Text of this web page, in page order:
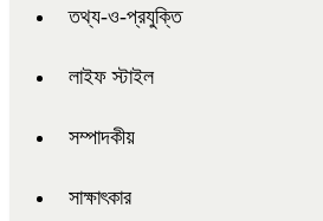
তথ্য-ও-প্রযুক্তি
লাইফ স্টাইল
সম্পাদকীয়
সাক্ষাৎকার